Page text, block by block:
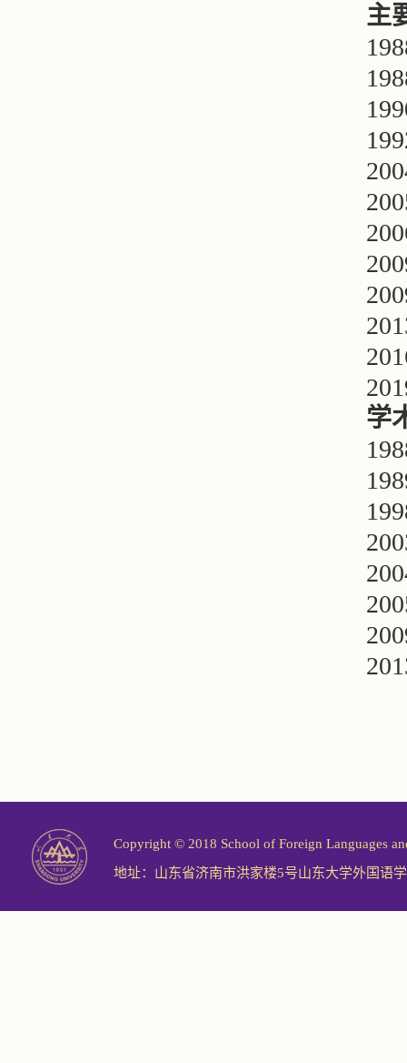
主
学
Copyright © 2018 School of Foreign Languages
地址：山东省济南市洪家楼5号山东大学外国语